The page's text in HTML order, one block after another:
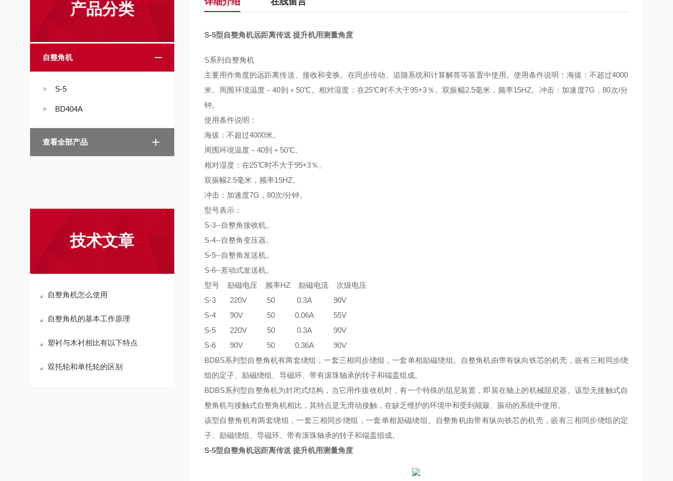
产品分类
自整角机
S-5
BD404A
查看全部产品
技术文章
自整角机怎么使用
自整角机的基本工作原理
塑衬与木衬相比有以下特点
双托轮和单托轮的区别
S-5型自整角机远距离传送 提升机用测量角度
S系列自整角机
主要用作角度的远距离传送、接收和变换。在同步传动、追随系统和计算解答等装置中使用。使用条件说明：海拔：不超过4000
米。周围环境温度－40到＋ 50℃。相对湿度：在25℃时不大于95+3 ％。双振幅2.5毫米，频率15HZ。冲击：加速度7G ，80次/分
钟。
使用条件说明：
海拔：不超过4000米。
周围环境温度－ 40到＋ 50℃。
相对湿度：在25℃时不大于95+3％。
双振幅2.5毫米，频率15HZ。
冲击：加速度7G ， 80次/分钟。
型号表示：
S-3--自整角接收机。
S-4--自整角变压器。
S-5--自整角发送机。
S-6--差动式发送机。
型号
励磁电压 频率HZ 励磁电流
次级电压
S-3 220V 50 0.3A 90V
S-4 90V 50 0.06A 55V
S-5 220V 50 0.3A 90V
S-6 90V 50 0.36A 90V
BDBS系列型自整角机有两套绕组，一套三相同步绕组，一套单相励磁绕组。自整角机由带有纵向铁芯的机壳，嵌有三相同步绕
组的定子、励磁绕组、导磁环、带有滚珠轴承的转子和端盖组成。
BDBS系列型自整角机为封闭式结构，当它用作接收机时，有一个特殊的阻尼装置，即装在轴上的机械阻尼器。该型无接触式自
整角机与接触式自整角机相比，其特点是无滑动接触，在缺乏维护的环境中和受到颠簸、振动的系统中使用。
该型自整角机有两套绕组，一套三相同步绕组，一套单相励磁绕组。自整角机由带有纵向铁芯的机壳，嵌有三相同步绕组的定
子、励磁绕组、导磁环、带有滚珠轴承的转子和端盖组成。
S-5型自整角机远距离传送 提升机用测量角度